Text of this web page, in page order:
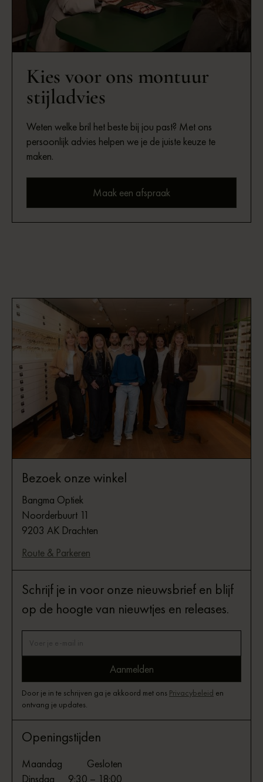
Kies voor ons montuur
stijladvies
Weten welke bril het beste bij jou past? Met ons
persoonlijk advies helpen we je de juiste keuze te
maken.
Maak een afspraak
Bezoek onze winkel
Bangma Optiek
Noorderbuurt 11
9203 AK Drachten
Route & Parkeren
Schrijf je in voor onze nieuwsbrief en blijf
op de hoogte van nieuwtjes en releases.
Door je in te schrijven ga je akkoord met ons Privacybeleid en
ontvang je updates.
Openingstijden
Maandag
Gesloten
Dinsdag
9:30 – 18:00